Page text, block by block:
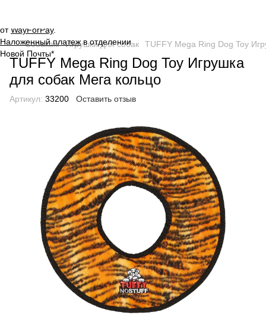
Собакам Игрушки для собак TUFFY Mega Ring Dog Toy
TUFFY Mega Ring Dog Toy Игрушка
для собак Мега кольцо
Артикул: 33200 Оставить отзыв
от WayForPay.
Наложенный платежв отделении
Новой Почты*